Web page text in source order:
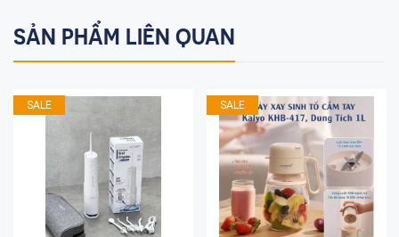
SẢN PHẨM LIÊN QUAN
SALE SALE